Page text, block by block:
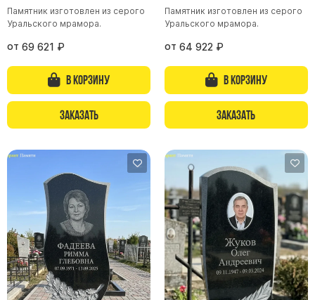
Цоколь из гранита
Ограды из гранита
Ограды из чугуна
Столбы для ограды чугун
Ограды металл
Столы и лавки
Тротуарная плитка
Вазы полимерные
Подсвечники
Венки
Вазы из гранита
Скульптуры в полный рост
Памятник изготовлен из серого
Уральского мрамора.
от 69 621 ₽
В корзину
Заказать
Памятник изготовлен из серого
Уральского мрамора.
от 64 922 ₽
В корзину
Заказать